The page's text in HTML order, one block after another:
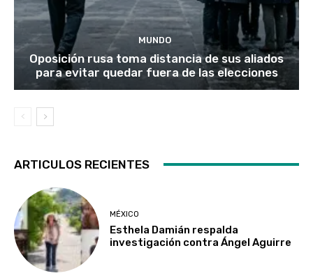
MUNDO
Oposición rusa toma distancia de sus aliados
para evitar quedar fuera de las elecciones
ARTICULOS RECIENTES
MÉXICO
Esthela Damián respalda
investigación contra Ángel Aguirre